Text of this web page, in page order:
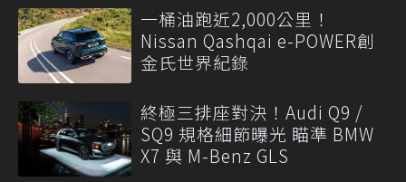
一桶油跑近2,000公里！
Nissan Qashqai e-POWER創
金氏世界紀錄
終極三排座對決！Audi Q9 /
SQ9 規格細節曝光 瞄準 BMW
X7 與 M-Benz GLS